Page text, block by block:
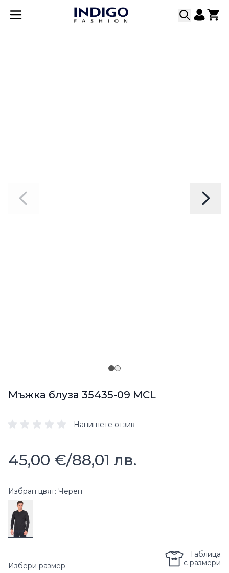
Прескачане към съдържанието
Мъжка блуза 35435-09 MCL
Напишете отзив
45,00 €/88,01 лв.
Избран цвят: Черен
Избери размер
Таблица
с размери